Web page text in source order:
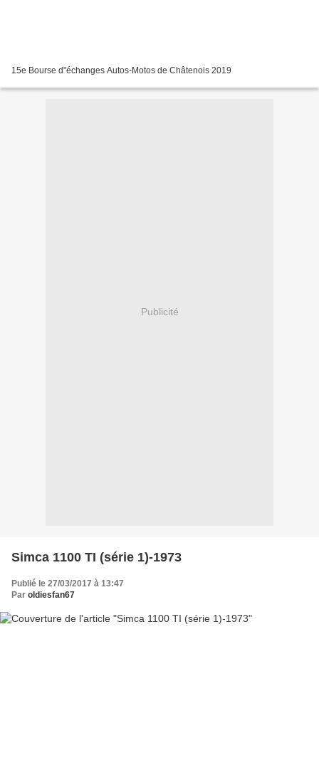
15e Bourse d"échanges Autos-Motos de Châtenois 2019
Publicité
Simca 1100 TI (série 1)-1973
Publié le 27/03/2017 à 13:47
Par oldiesfan67